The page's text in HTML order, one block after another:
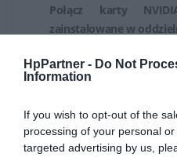
HpPartner - Do Not
Information
If you wish to opt-out of the
processing of your personal
targeted advertising by us,
Połącz karty
zainstalowane w
albo podłącz kartę do
taktującego, aby
Ogólne